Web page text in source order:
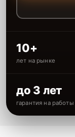
10+
лет на рынке
до 3 лет
гарантия на работы